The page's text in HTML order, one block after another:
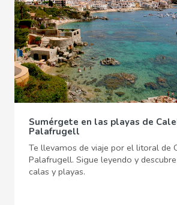
Sumérgete en las playas de
Palafrugell
Te llevamos de viaje por el litoral de
Palafrugell. Sigue leyendo y
calas y playas.